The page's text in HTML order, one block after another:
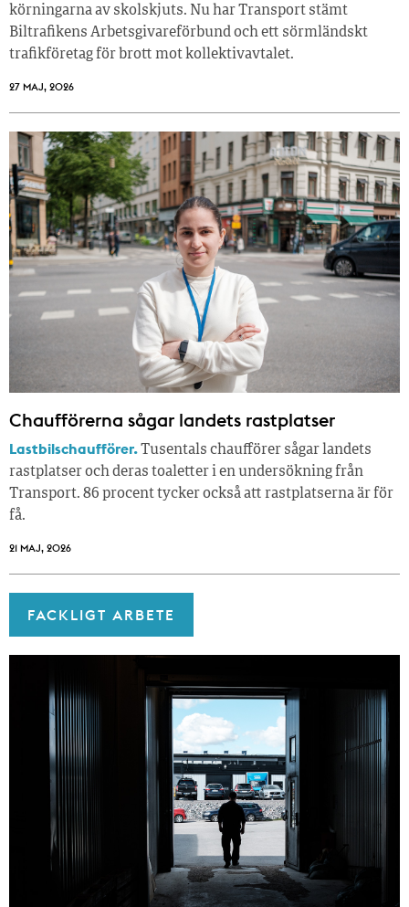
körningarna av skolskjuts. Nu har Transport stämt
Biltrafikens Arbetsgivareförbund och ett sörmländskt
trafikföretag för brott mot kollektivavtalet.
27 MAJ, 2026
Chaufförerna sågar landets rastplatser
Lastbilschaufförer.Tusentals chaufförer sågar landets
rastplatser och deras toaletter i en undersökning från
Transport. 86 procent tycker också att rastplatserna är för
få.
21 MAJ, 2026
FACKLIGT ARBETE